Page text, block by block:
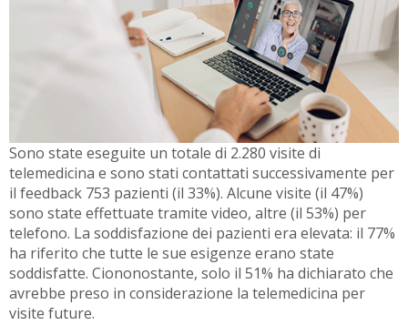
Sono state eseguite un totale di 2.280 visite di
telemedicina e sono stati contattati successivamente per
il feedback 753 pazienti (il 33%). Alcune visite (il 47%)
sono state effettuate tramite video, altre (il 53%) per
telefono. La soddisfazione dei pazienti era elevata: il 77%
ha riferito che tutte le sue esigenze erano state
soddisfatte. Ciononostante, solo il 51% ha dichiarato che
avrebbe preso in considerazione la telemedicina per
visite future.